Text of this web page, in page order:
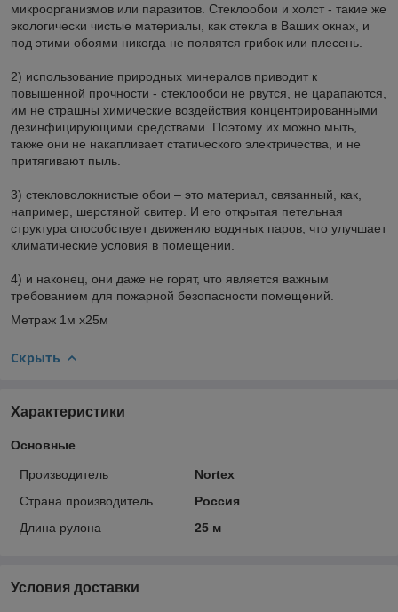
микроорганизмов или паразитов. Стеклообои и холст - такие же
экологически чистые материалы, как стекла в Ваших окнах, и
под этими обоями никогда не появятся грибок или плесень.
2) использование природных минералов приводит к
повышенной прочности - стеклообои не рвутся, не царапаются,
им не страшны химические воздействия концентрированными
дезинфицирующими средствами. Поэтому их можно мыть,
также они не накапливает статического электричества, и не
притягивают пыль.
3) стекловолокнистые обои – это материал, связанный, как,
например, шерстяной свитер. И его открытая петельная
структура способствует движению водяных паров, что улучшает
климатические условия в помещении.
4) и наконец, они даже не горят, что является важным
требованием для пожарной безопасности помещений.
Метраж 1м х25м
Скрыть
Характеристики
Основные
Производитель
Nortex
Страна производитель
Россия
Длина рулона
25 м
Условия доставки